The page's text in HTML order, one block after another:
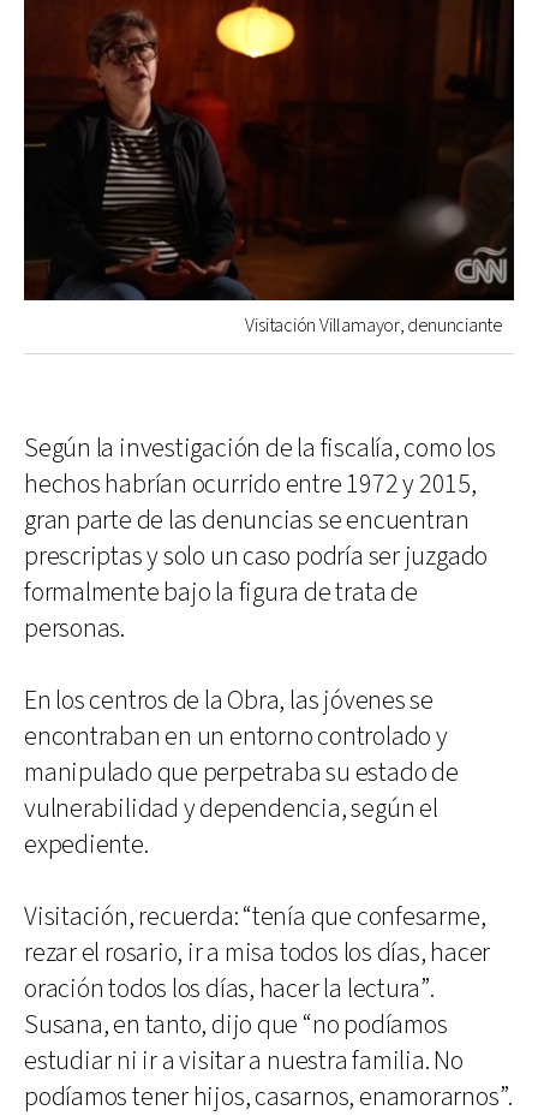
Visitación Villamayor, denunciante
Según la investigación de la fiscalía, como los
hechos habrían ocurrido entre 1972 y 2015,
gran parte de las denuncias se encuentran
prescriptas y solo un caso podría ser juzgado
formalmente bajo la figura de trata de
personas.
En los centros de la Obra, las jóvenes se
encontraban en un entorno controlado y
manipulado que perpetraba su estado de
vulnerabilidad y dependencia, según el
expediente.
Visitación, recuerda: “tenía que confesarme,
rezar el rosario, ir a misa todos los días, hacer
oración todos los días, hacer la lectura”.
Susana, en tanto, dijo que “no podíamos
estudiar ni ir a visitar a nuestra familia. No
podíamos tener hijos, casarnos, enamorarnos”.